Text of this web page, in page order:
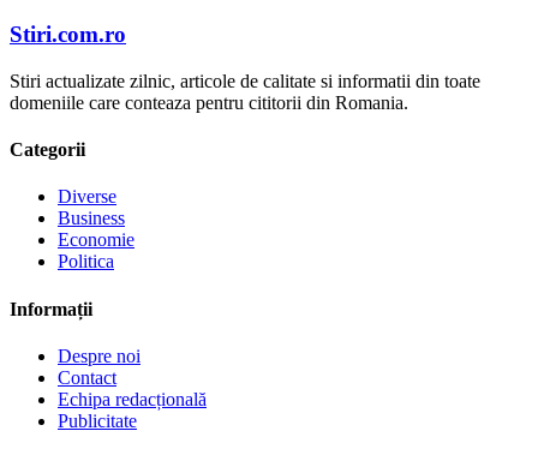
Stiri.com.ro
Stiri actualizate zilnic, articole de calitate si informatii din toate
domeniile care conteaza pentru cititorii din Romania.
Categorii
Diverse
Business
Economie
Politica
Informații
Despre noi
Contact
Echipa redacțională
Publicitate